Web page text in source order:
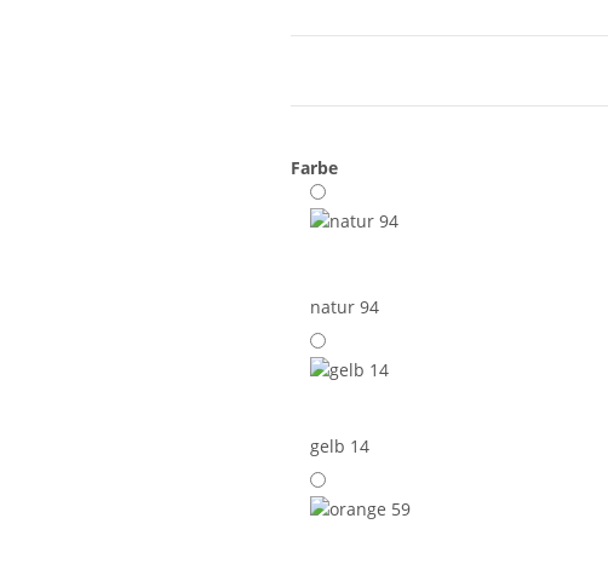
Farbe
natur 94
gelb 14